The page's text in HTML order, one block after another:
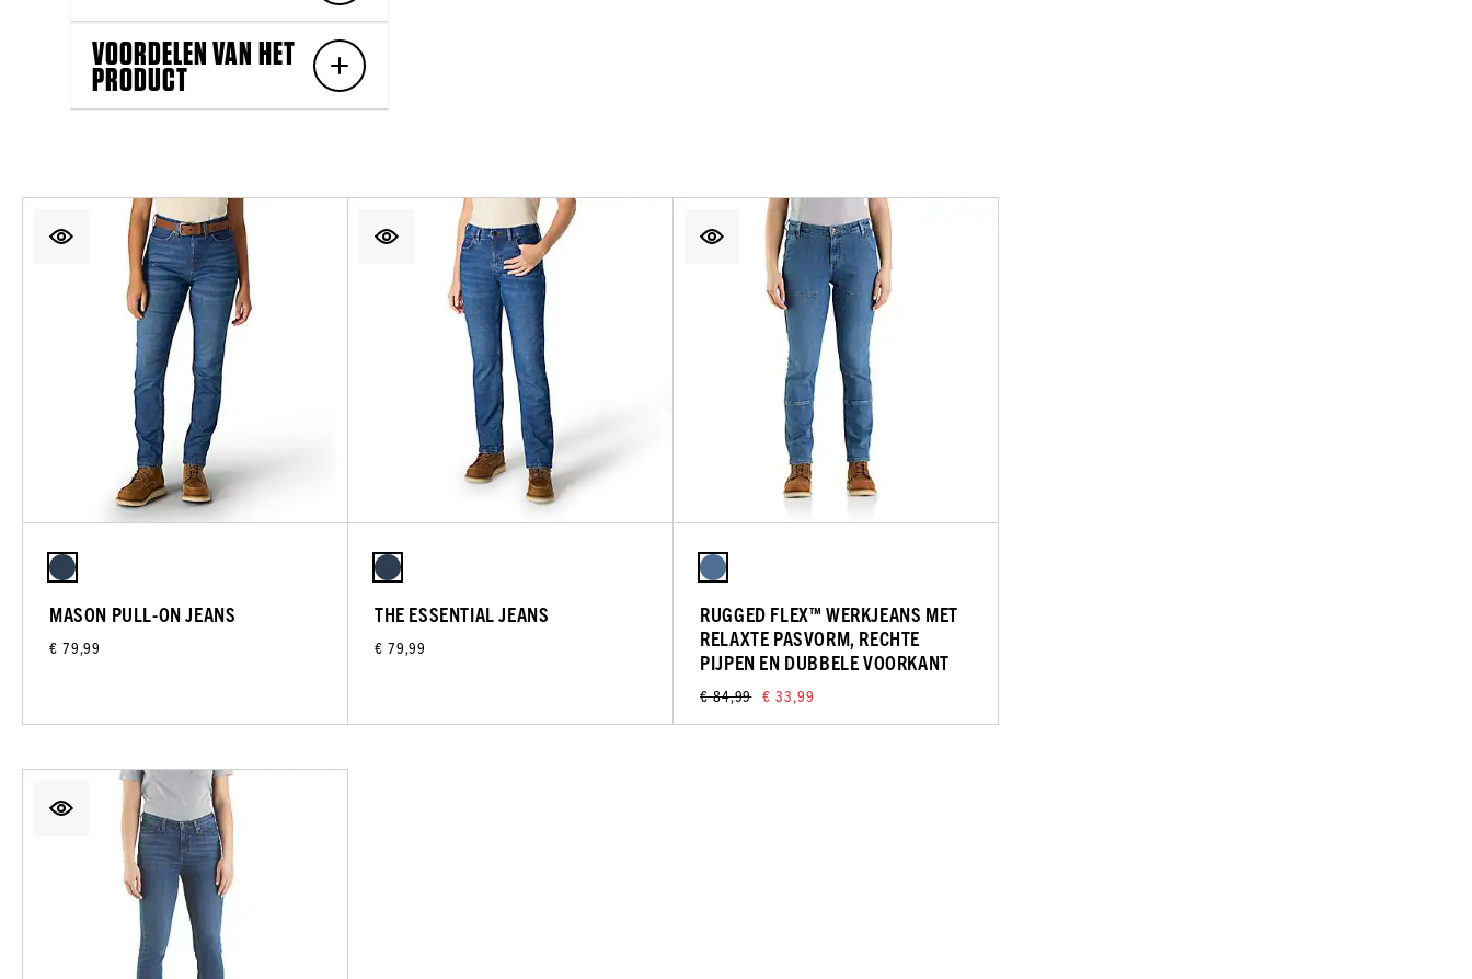
VOORDELEN VAN HET
PRODUCT
MASON PULL-ON JEANS
€ 79,99
THE ESSENTIAL JEANS
€ 79,99
RUGGED FLEX™ WERKJEANS MET
RELAXTE PASVORM, RECHTE
PIJPEN EN DUBBELE VOORKANT
€ 84,99 € 33,99